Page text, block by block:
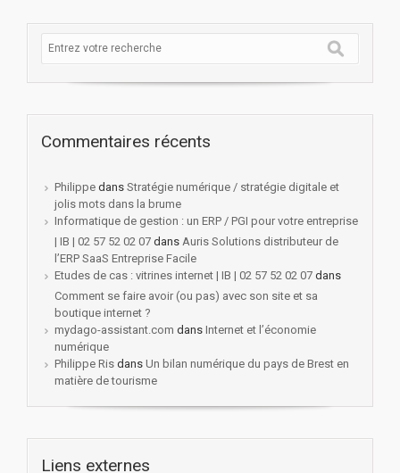
Commentaires récents
Philippe dans Stratégie numérique / stratégie digitale et
jolis mots dans la brume
Informatique de gestion : un ERP / PGI pour votre entreprise
| IB | 02 57 52 02 07 dans Auris Solutions distributeur de
l’ERP SaaS Entreprise Facile
Etudes de cas : vitrines internet | IB | 02 57 52 02 07 dans
Comment se faire avoir (ou pas) avec son site et sa
boutique internet ?
mydago-assistant.com dans Internet et l’économie
numérique
Philippe Ris dans Un bilan numérique du pays de Brest en
matière de tourisme
Liens externes